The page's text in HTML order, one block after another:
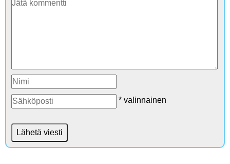
* valinnainen